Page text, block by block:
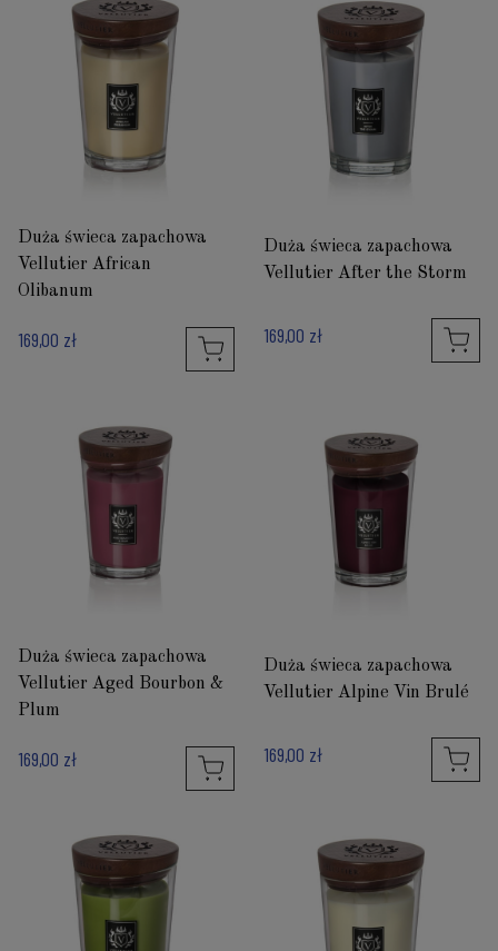
Duża świeca zapachowa
Vellutier African
Olibanum
169,00 zł
Duża świeca zapachowa
Vellutier After the Storm
169,00 zł
Duża świeca zapachowa
Vellutier Aged Bourbon &
Plum
169,00 zł
Duża świeca zapachowa
Vellutier Alpine Vin Brulé
169,00 zł